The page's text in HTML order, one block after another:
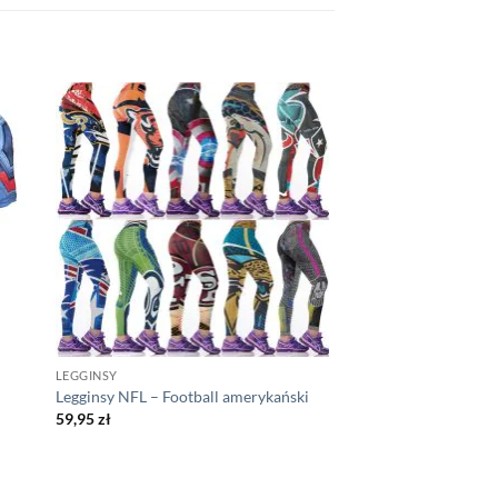
LEGGINSY
Legginsy NFL – Football amerykański
59,95zł